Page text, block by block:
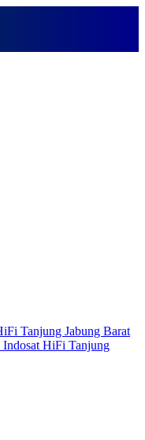
Klik Disini
Tanjung Jabung Barat
Indosat HiFi Tanjung